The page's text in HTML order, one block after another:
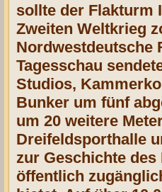
sollte der Flakturm
Zweiten Weltkrieg
Nordwestdeutsche
Tagesschau
Studios,
Bunker um fünf
um 20 weitere
Dreifeldsporthalle
zur Geschichte
öffentlich